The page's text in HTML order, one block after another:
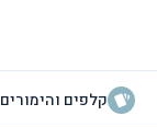
קלפים והימורים